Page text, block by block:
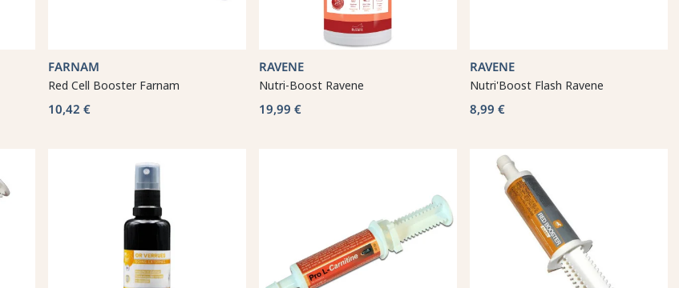
FARNAM
Red Cell Booster Farnam
10,42 €
RAVENE
Nutri-Boost Ravene
19,99 €
RAVENE
Nutri'Boost Flash Ravene
8,99 €